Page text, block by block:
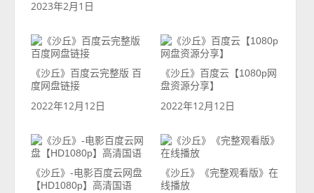
2023年2月1日
《沙丘》百度云完整版 百
度网盘链接
2022年12月12日
《沙丘》百度云【1080p网
盘资源分享】
2022年12月12日
《沙丘》-电影百度云网盘
【HD1080p】高清国语
《沙丘》《完整观看版》在
线播放